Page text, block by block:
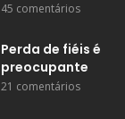
45 comentários
Perda de fiéis é
preocupante
21 comentários